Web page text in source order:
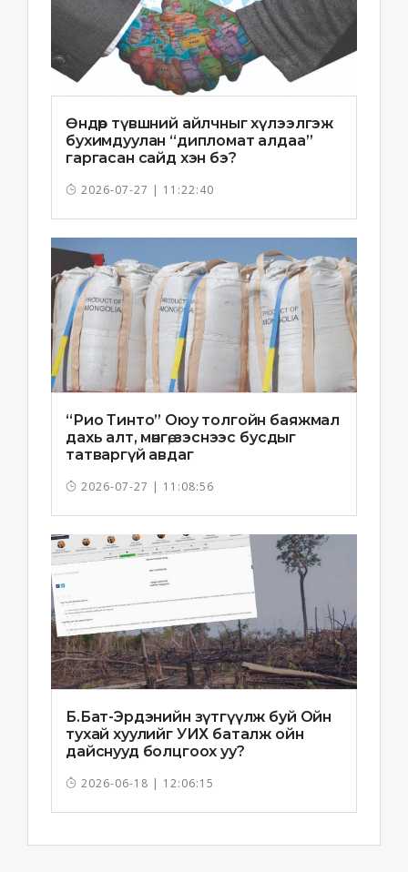
Өндөр түвшний айлчныг хүлээлгэж
бухимдуулан “дипломат алдаа”
гаргасан сайд хэн бэ?
2026-07-27 | 11:22:40
“Рио Тинто” Оюу толгойн баяжмал
дахь алт, мөнгө, зэснээс бусдыг
татваргүй авдаг
2026-07-27 | 11:08:56
Б.Бат-Эрдэнийн зүтгүүлж буй Ойн
тухай хуулийг УИХ баталж ойн
дайснууд болцгоох уу?
2026-06-18 | 12:06:15